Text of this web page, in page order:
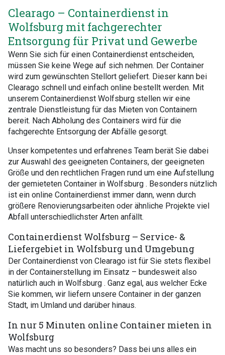
Clearago – Containerdienst in
Wolfsburg mit fachgerechter
Entsorgung für Privat und Gewerbe
Wenn Sie sich für einen Containerdienst entscheiden,
müssen Sie keine Wege auf sich nehmen. Der Container
wird zum gewünschten Stellort geliefert. Dieser kann bei
Clearago schnell und einfach online bestellt werden. Mit
unserem Containerdienst Wolfsburg stellen wir eine
zentrale Dienstleistung für das Mieten von Containern
bereit. Nach Abholung des Containers wird für die
fachgerechte Entsorgung der Abfälle gesorgt.
Unser kompetentes und erfahrenes Team berät Sie dabei
zur Auswahl des geeigneten Containers, der geeigneten
Größe und den rechtlichen Fragen rund um eine Aufstellung
der gemieteten Container in Wolfsburg . Besonders nützlich
ist ein online Containerdienst immer dann, wenn durch
größere Renovierungsarbeiten oder ähnliche Projekte viel
Abfall unterschiedlichster Arten anfällt.
Containerdienst Wolfsburg – Service- &
Liefergebiet in Wolfsburg und Umgebung
Der Containerdienst von Clearago ist für Sie stets flexibel
in der Containerstellung im Einsatz – bundesweit also
natürlich auch in Wolfsburg . Ganz egal, aus welcher Ecke
Sie kommen, wir liefern unsere Container in der ganzen
Stadt, im Umland und darüber hinaus.
In nur 5 Minuten online Container mieten in
Wolfsburg
Was macht uns so besonders? Dass bei uns alles ein